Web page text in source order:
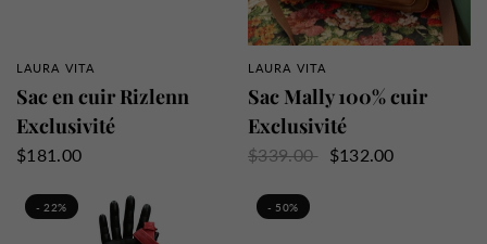
APERÇU RAPIDE
LAURA VITA
Sac en cuir Rizlenn
Exclusivité
$181.00
APERÇU RAPIDE
LAURA VITA
Sac Mally 100% cuir
Exclusivité
$339.00 $132.00
- 22% - 50%